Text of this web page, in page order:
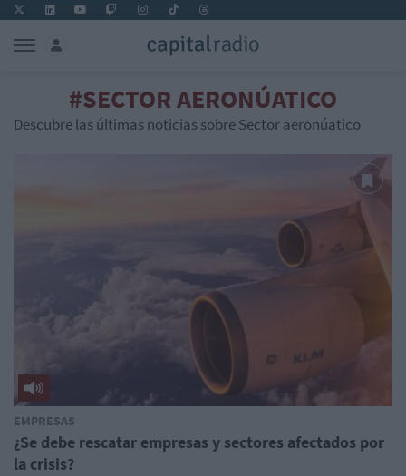
#SECTOR AERONÚATICO
Descubre las últimas noticias sobre Sector aeronúatico
EMPRESAS
¿Se debe rescatar empresas y sectores afectados por
la crisis?